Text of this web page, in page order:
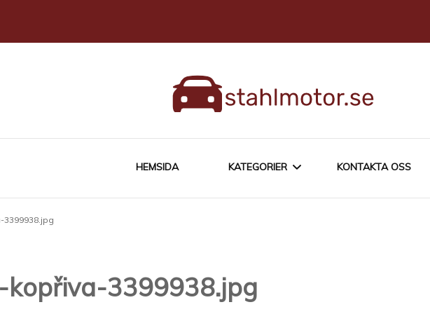
HEMSIDA KATEGORIER
KÖPA EN BIL
KONTAKTA OSS
kopřiva-3399938.jpg